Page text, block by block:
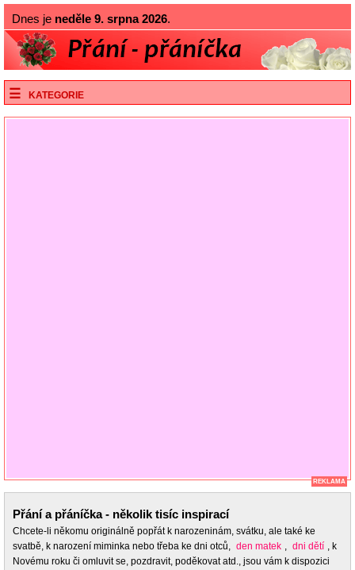
Dnes je neděle 9. srpna 2026.
KATEGORIE
REKLAMA
Přání a přáníčka - několik tisíc inspirací
Chcete-li někomu originálně popřát k narozeninám, svátku, ale také ke
svatbě, k narození miminka nebo třeba ke dni otců, den matek , dni dětí , k
Novému roku či omluvit se, pozdravit, poděkovat atd., jsou vám k dispozici